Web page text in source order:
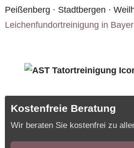
Peißenberg · Stadtbergen ·
Leichenfundortreinigung in
Kostenfreie Beratung
Wir beraten Sie kostenfrei zu